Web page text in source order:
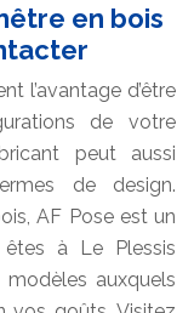
en bois
l’avantage d’être
de votre
peut aussi
de design.
AF Pose est un
à Le Plessis
auxquels